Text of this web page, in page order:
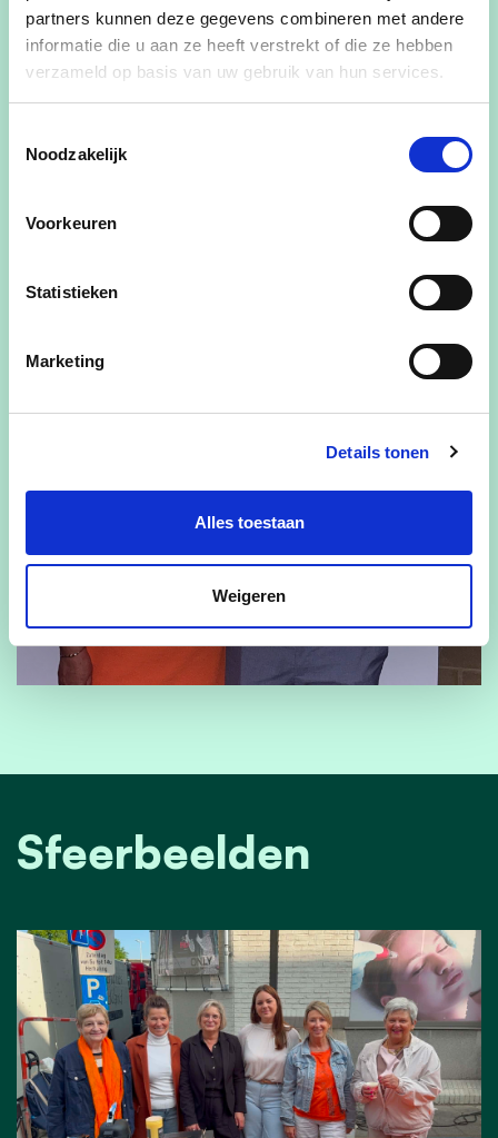
partners kunnen deze gegevens combineren met andere
informatie die u aan ze heeft verstrekt of die ze hebben
verzameld op basis van uw gebruik van hun services.
Noodzakelijk
Voorkeuren
Statistieken
Marketing
Details tonen
Alles toestaan
Weigeren
Sfeerbeelden